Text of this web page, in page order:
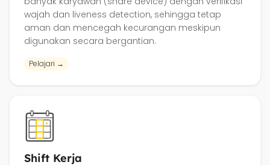
wajah dan liveness detection, sehingga tetap
aman dan mencegah kecurangan meskipun
digunakan secara bergantian.
Pelajari →
Shift Kerja